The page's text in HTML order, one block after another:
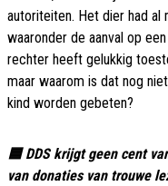
autoriteiten. Het dier had al
waaronder de aanval op
rechter heeft gelukkig
maar waarom is dat nog
kind worden gebeten?
🟦 DDS krijgt geen cent
van donaties van trouwe